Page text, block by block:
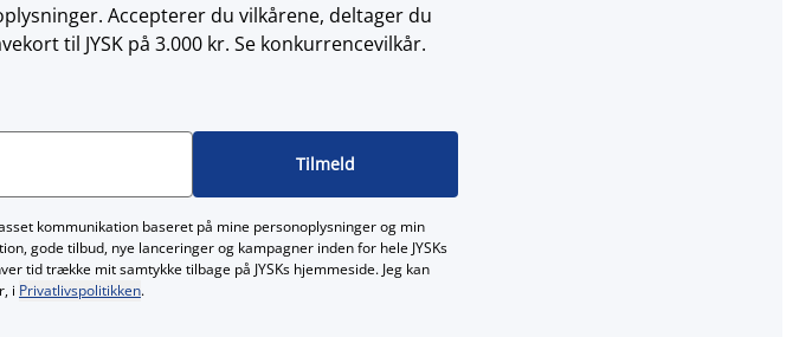
Accepterer du vilkårene, deltager du
til JYSK på 3.000 kr. Se konkurrencevilkår.
Tilmeld
kommunikation baseret på mine personoplysninger og min
gode tilbud, nye lanceringer og kampagner inden for hele JYSKs
tid trække mit samtykke tilbage på JYSKs hjemmeside. Jeg kan
i Privatlivspolitikken.